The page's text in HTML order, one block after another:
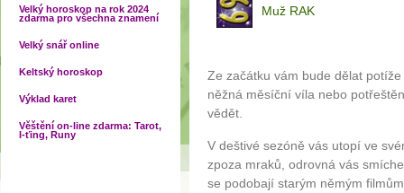
Velký horoskop na rok 2024
zdarma pro všechna znamení
Velký snář online
Keltský horoskop
Výklad karet
Věštění on-line zdarma: Tarot,
I-ťing, Runy
Muž RAK
Ze začátku vám bude dělat
něžná měsíční víla nebo
vědět.
V deštivé sezóně vás utopí ve
zpoza mraků, odrovná vás
se podobají starým němým